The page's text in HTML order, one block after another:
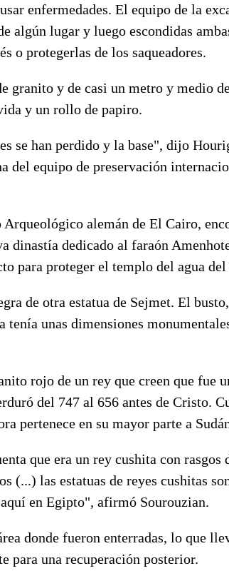
enfermedades. El equipo de la
algún lugar y luego escondidas
o protegerlas de los saqueadores.
granito y de casi un metro y medio
y un rollo de papiro.
se han perdido y la base", dijo
del equipo de preservación
alemán de El Cairo,
dinastía dedicado al faraón
para proteger el templo del agua
de otra estatua de Sejmet. El
tenía unas dimensiones
rojo de un rey que creen que fue
del 747 al 656 antes de Cristo.
pertenece en su mayor parte a
que era un rey cushita con rasgos
(...) las estatuas de reyes cushitas
en Egipto", afirmó Sourouzian.
donde fueron enterradas, lo que
para una recuperación posterior.